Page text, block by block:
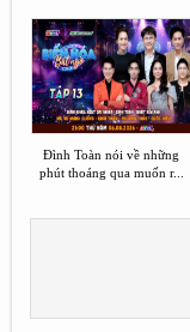
Đình Toàn nói về những
phút thoáng qua muốn r...